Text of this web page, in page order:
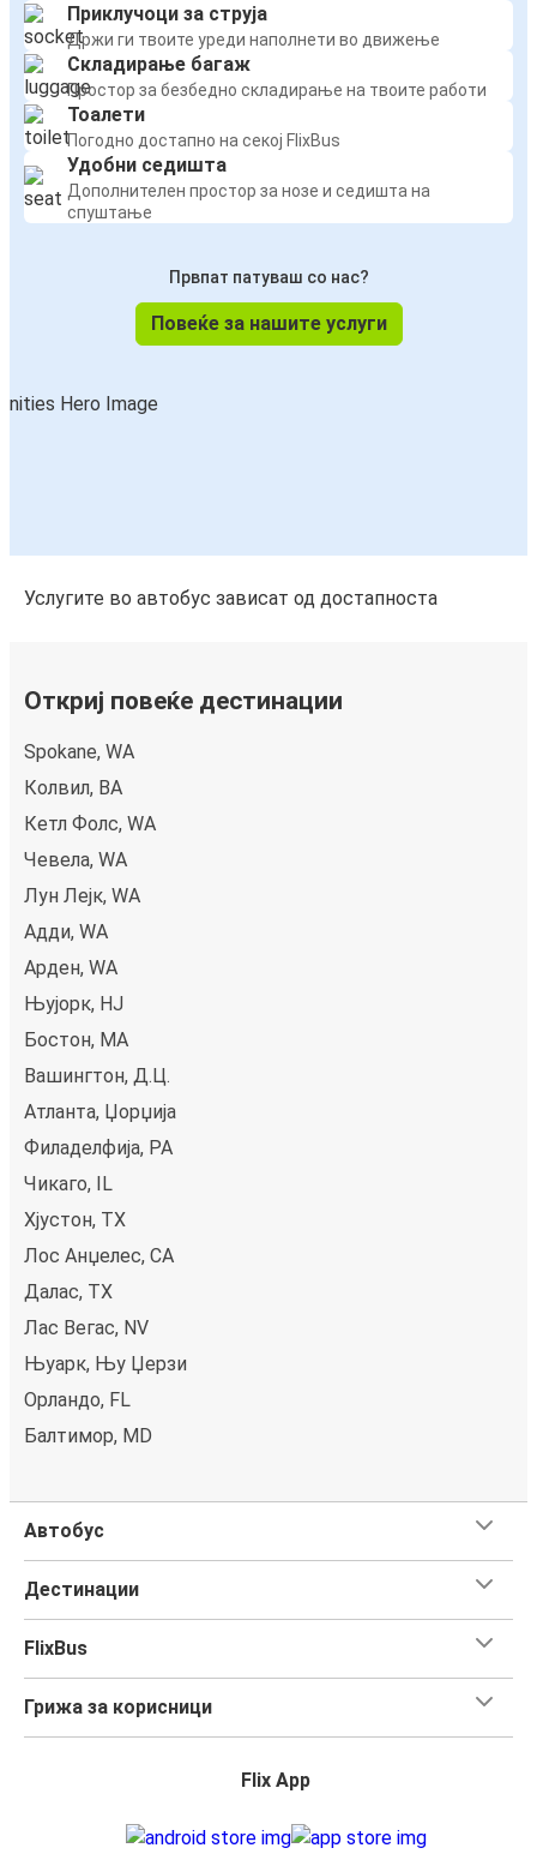
Приклучоци за струја
Држи ги твоите уреди наполнети во движење
Складирање багаж
Простор за безбедно складирање на твоите работи
Тоалети
Погодно достапно на секој FlixBus
Удобни седишта
Дополнителен простор за нозе и седишта на
спуштање
Првпат патуваш со нас?
Повеќе за нашите услуги
Услугите во автобус зависат од достапноста
Откриј повеќе дестинации
Spokane, WA
Колвил, ВА
Кетл Фолс, WA
Чевела, WA
Лун Лејк, WA
Адди, WA
Арден, WA
Њујорк, НЈ
Бостон, MA
Вашингтон, Д.Ц.
Атланта, Џорџија
Филаделфија, PA
Чикаго, IL
Хјустон, TX
Лос Анџелес, CA
Далас, TX
Лас Вегас, NV
Њуарк, Њу Џерзи
Орландо, FL
Балтимор, MD
Автобус
Дестинации
FlixBus
Грижа за корисници
Flix App